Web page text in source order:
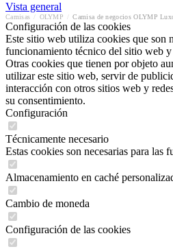
Vista general
Camisas OLYMP Camisa de negocios OLYMP
Configuración de las cookies
Este sitio web utiliza cookies que son
funcionamiento técnico del sitio web y
Otras cookies que tienen por objeto
utilizar este sitio web, servir de
interacción con otros sitios web y
su consentimiento.
Configuración
Técnicamente necesario
Estas cookies son necesarias para las
Almacenamiento en caché
Cambio de moneda
Configuración de las cookies